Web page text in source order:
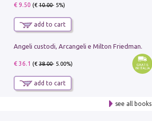
€ 9.50 (€10.00- 5%)
add to cart
Angeli custodi, Arcangeli e Milton Friedman.
€ 36.1 (€38.00- 5.00%)
add to cart
see all books